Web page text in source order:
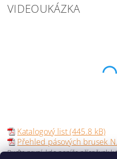
VIDEOUKÁZKA
Katalogový list (445.8 kB)
Přehled pásových brusek
Buďte první, kdo napíše příspěvek k